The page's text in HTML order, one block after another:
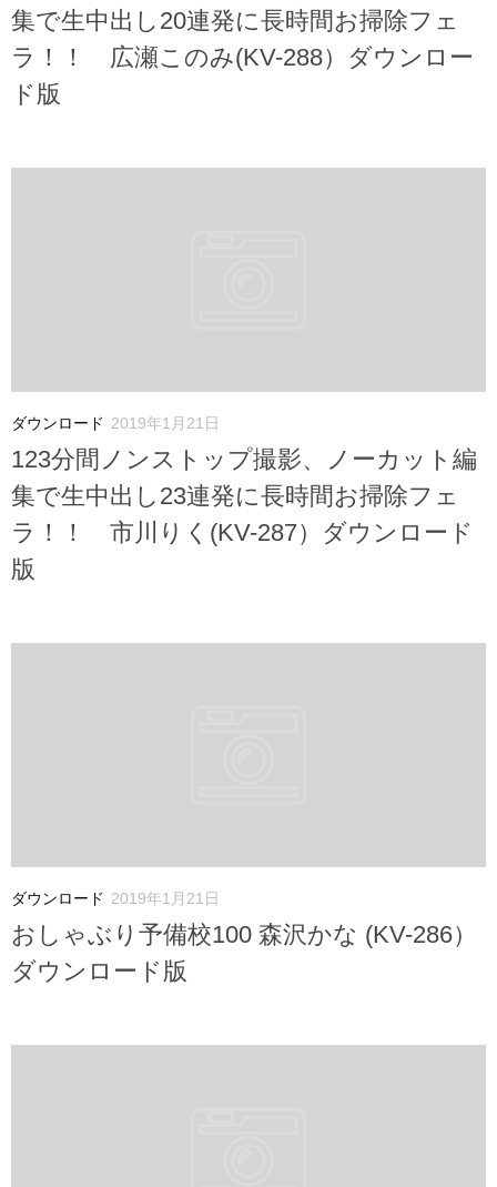
集で生中出し20連発に長時間お掃除フェ
ラ！！ 広瀬このみ(KV-288）ダウンロー
ド版
ダウンロード 2019年1月21日
123分間ノンストップ撮影、ノーカット編
集で生中出し23連発に長時間お掃除フェ
ラ！！ 市川りく(KV-287）ダウンロード
版
ダウンロード 2019年1月21日
おしゃぶり予備校100 森沢かな (KV-286）
ダウンロード版